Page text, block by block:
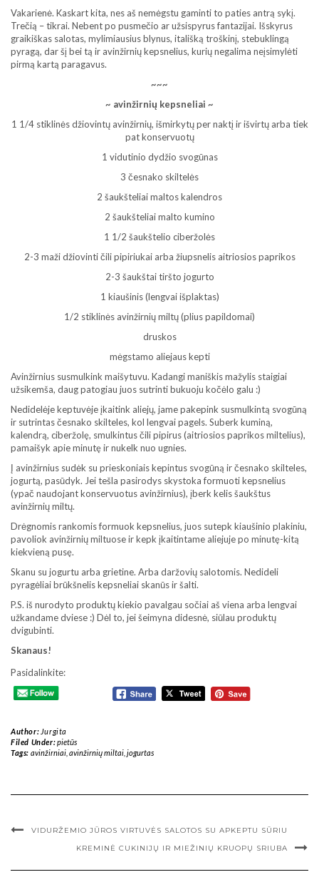
Vakarienė. Kaskart kita, nes aš nemėgstu gaminti to paties antrą sykį.
Trečią – tikrai. Nebent po pusmečio ar užsispyrus fantazijai. Išskyrus
graikiškas salotas, mylimiausius blynus, itališką troškinį, stebuklingą
pyragą, dar šį bei tą ir avinžirnių kepsnelius, kurių negalima neįsimylėti
pirmą kartą paragavus.
~~~
~ avinžirnių kepsneliai ~
1 1/4 stiklinės džiovintų avinžirnių, išmirkytų per naktį ir išvirtų arba tiek
pat konservuotų
1 vidutinio dydžio svogūnas
3 česnako skiltelės
2 šaukšteliai maltos kalendros
2 šaukšteliai malto kumino
1 1/2 šaukštelio ciberžolės
2-3 maži džiovinti čili pipiriukai arba žiupsnelis aitriosios paprikos
2-3 šaukštai tiršto jogurto
1 kiaušinis (lengvai išplaktas)
1/2 stiklinės avinžirnių miltų (plius papildomai)
druskos
mėgstamo aliejaus kepti
Avinžirnius susmulkink maišytuvu. Kadangi maniškis mažylis staigiai
užsikemša, daug patogiau juos sutrinti bukuoju kočėlo galu :)
Nedidelėje keptuvėje įkaitink aliejų, jame pakepink susmulkintą svogūną
ir sutrintas česnako skilteles, kol lengvai pagels. Suberk kuminą,
kalendrą, ciberžolę, smulkintus čili pipirus (aitriosios paprikos miltelius),
pamaišyk apie minutę ir nukelk nuo ugnies.
Į avinžirnius sudėk su prieskoniais kepintus svogūną ir česnako skilteles,
jogurtą, pasūdyk. Jei tešla pasirodys skystoka formuoti kepsnelius
(ypač naudojant konservuotus avinžirnius), įberk kelis šaukštus
avinžirnių miltų.
Drėgnomis rankomis formuok kepsnelius, juos sutepk kiaušinio plakiniu,
pavoliok avinžirnių miltuose ir kepk įkaitintame aliejuje po minutę-kitą
kiekvieną pusę.
Skanu su jogurtu arba grietine. Arba daržovių salotomis. Nedideli
pyragėliai brūkšnelis kepsneliai skanūs ir šalti.
P.S. iš nurodyto produktų kiekio pavalgau sočiai aš viena arba lengvai
užkandame dviese :) Dėl to, jei šeimyna didesnė, siūlau produktų
dvigubinti.
Skanaus!
Pasidalinkite:
Author: Jurgita
Filed Under:pietūs
Tags: avinžirniai, avinžirnių miltai, jogurtas
VIDURŽEMIO JŪROS VIRTUVĖS SALOTOS SU APKEPTU SŪRIU
KREMINĖ CUKINIJŲ IR MIEŽINIŲ KRUOPŲ SRIUBA